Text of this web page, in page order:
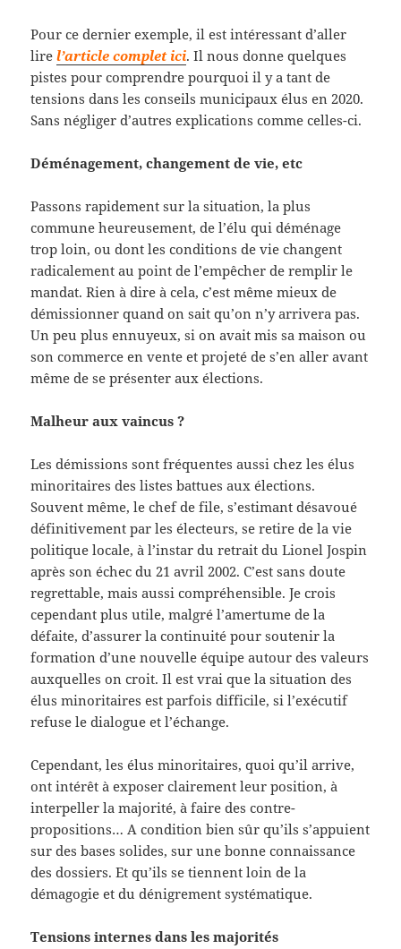
Pour ce dernier exemple, il est intéressant d’aller
lirel’article complet ici. Il nous donne quelques
pistes pour comprendre pourquoi il y a tant de
tensions dans les conseils municipaux élus en 2020.
Sans négliger d’autres explications comme celles-ci.
Déménagement, changement de vie, etc
Passons rapidement sur la situation, la plus
commune heureusement, de l’élu qui déménage
trop loin, ou dont les conditions de vie changent
radicalement au point de l’empêcher de remplir le
mandat. Rien à dire à cela, c’est même mieux de
démissionner quand on sait qu’on n’y arrivera pas.
Un peu plus ennuyeux, si on avait mis sa maison ou
son commerce en vente et projeté de s’en aller avant
même de se présenter aux élections.
Malheur aux vaincus ?
Les démissions sont fréquentes aussi chez les élus
minoritaires des listes battues aux élections.
Souvent même, le chef de file, s’estimant désavoué
définitivement par les électeurs, se retire de la vie
politique locale, à l’instar du retrait du Lionel Jospin
après son échec du 21 avril 2002. C’est sans doute
regrettable, mais aussi compréhensible. Je crois
cependant plus utile, malgré l’amertume de la
défaite, d’assurer la continuité pour soutenir la
formation d’une nouvelle équipe autour des valeurs
auxquelles on croit. Il est vrai que la situation des
élus minoritaires est parfois difficile, si l’exécutif
refuse le dialogue et l’échange.
Cependant, les élus minoritaires, quoi qu’il arrive,
ont intérêt à exposer clairement leur position, à
interpeller la majorité, à faire des contre-
propositions… A condition bien sûr qu’ils s’appuient
sur des bases solides, sur une bonne connaissance
des dossiers. Et qu’ils se tiennent loin de la
démagogie et du dénigrement systématique.
Tensions internes dans les majorités